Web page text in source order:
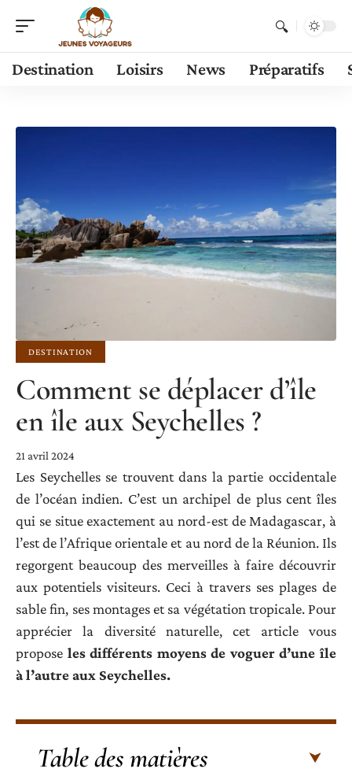
Destination Loisirs News Préparatifs
DESTINATION
Comment se déplacer d’île
en île aux Seychelles ?
21 avril 2024
Les Seychelles se trouvent dans la partie occidentale
de l’océan indien. C’est un archipel de plus cent îles
qui se situe exactement au nord-est de Madagascar, à
l’est de l’Afrique orientale et au nord de la Réunion. Ils
regorgent beaucoup des merveilles à faire découvrir
aux potentiels visiteurs. Ceci à travers ses plages de
sable fin, ses montages et sa végétation tropicale. Pour
apprécier la diversité naturelle, cet article vous
propose les différents moyens de voguer d’une île
à l’autre aux Seychelles.
Table des matières